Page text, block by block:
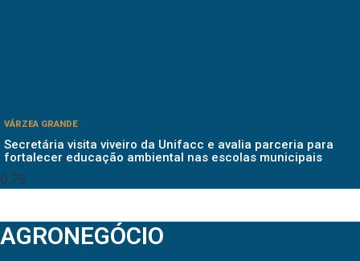
VÁRZEA GRANDE
Secretária visita viveiro da Unifacc e avalia parceria para
fortalecer educação ambiental nas escolas municipais
AGRONEGÓCIO